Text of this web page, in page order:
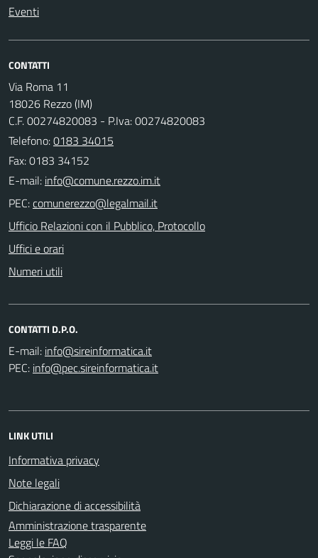
Eventi
CONTATTI
Via Roma 11
18026 Rezzo (IM)
C.F. 00274820083 - P.Iva: 00274820083
Telefono:0183 34015
Fax: 0183 34152
E-mail:
PEC:
Ufficio Relazioni con il Pubblico, Protocollo
Uffici e orari
Numeri utili
CONTATTI D.P.O.
E-mail:
PEC:
LINK UTILI
Informativa privacy
Note legali
Dichiarazione di accessibilità
Amministrazione trasparente
Leggi le FAQ